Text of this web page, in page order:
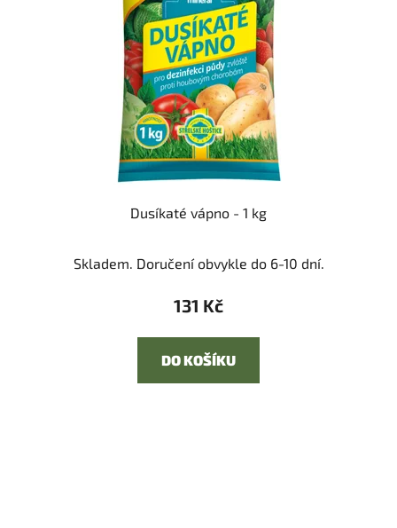
Dusíkaté vápno - 1 kg
Skladem. Doručení obvykle do 6-10 dní.
131 Kč
DO KOŠÍKU